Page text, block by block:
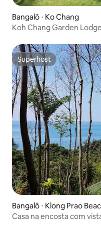
Bangalô ⋅ Ko Chang
Koh Chang Garden
Superhost
Superhost
Bangalô ⋅ Klong Prao
Casa na encosta com